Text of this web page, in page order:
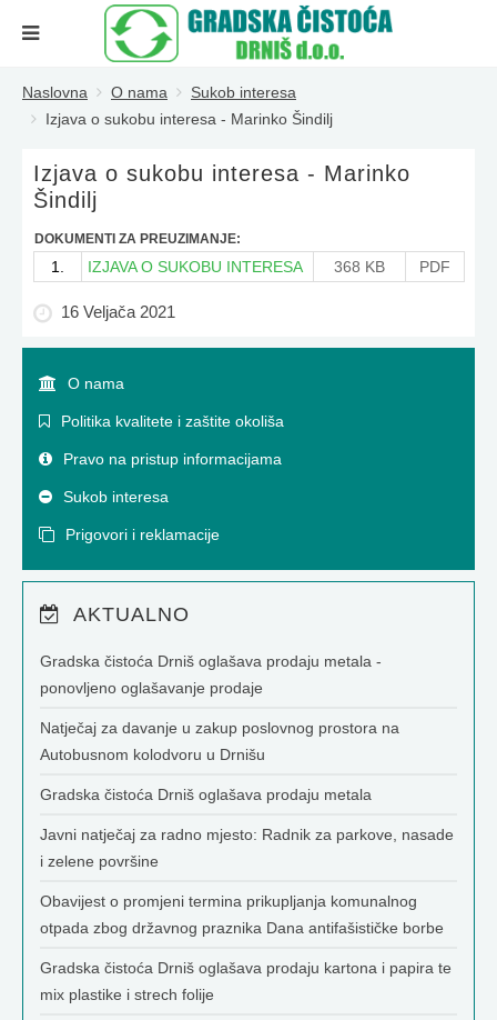
Naslovna O nama
Sukob interesa
Izjava o sukobu interesa - Marinko Šindilj
Izjava o sukobu interesa - Marinko
Šindilj
DOKUMENTI ZA PREUZIMANJE:
1. IZJAVA O SUKOBU INTERESA 368 KB PDF
16 Veljača 2021
O nama
Politika kvalitete i zaštite okoliša
Pravo na pristup informacijama
Sukob interesa
Prigovori i reklamacije
AKTUALNO
Gradska čistoća Drniš oglašava prodaju metala -
ponovljeno oglašavanje prodaje
Natječaj za davanje u zakup poslovnog prostora na
Autobusnom kolodvoru u Drnišu
Gradska čistoća Drniš oglašava prodaju metala
Javni natječaj za radno mjesto: Radnik za parkove, nasade
i zelene površine
Obavijest o promjeni termina prikupljanja komunalnog
otpada zbog državnog praznika Dana antifašističke borbe
Gradska čistoća Drniš oglašava prodaju kartona i papira te
mix plastike i strech folije